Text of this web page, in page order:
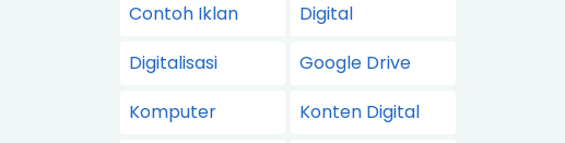
Contoh Iklan
Digital
Digitalisasi
Google Drive
Komputer
Konten Digital